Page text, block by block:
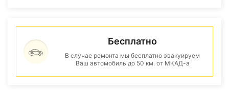
Бесплатно
В случае ремонта мы бесплатно эвакуируем
Ваш автомобиль до 50 км. от МКАД-а